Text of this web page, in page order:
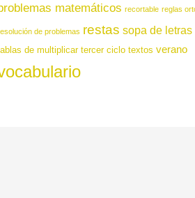
matemáticos recortable reglas
de problemas restas sopa de letras
de multiplicar tercer ciclo textos verano